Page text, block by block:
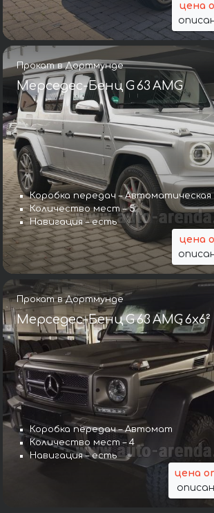
цена
Прокат в Дортмунде
Мерседес-Бенц G 63 AMG
Коробка передач – Автоматическая
Количество мест – 5
Навигация – есть
цена
Прокат в Дортмунде
Мерседес-Бенц G 63 AMG 6x6²
Коробка передач – Автомат
Количество мест – 4
Навигация – есть
цена